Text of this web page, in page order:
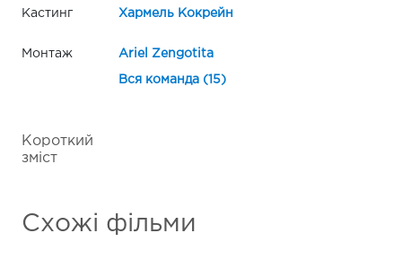
Кастинг Хармель Кокрейн
Монтаж Ariel Zengotita
Вся команда (15)
Короткий
зміст
Схожі фільми